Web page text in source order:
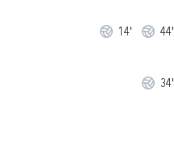
14' 44'
34'